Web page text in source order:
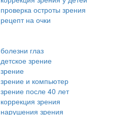
проверка остроты зрения
рецепт на очки
болезни глаз
детское зрение
зрение
зрение и компьютер
зрение после 40 лет
коррекция зрения
нарушения зрения